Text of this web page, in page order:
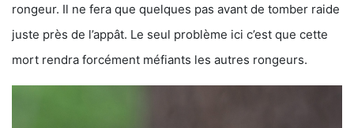
rongeur. Il ne fera que quelques pas avant de tomber raide
juste près de l’appât. Le seul problème ici c’est que cette
mort rendra forcément méfiants les autres rongeurs.